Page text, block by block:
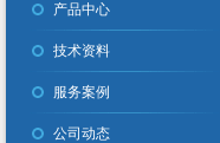
产品中心
技术资料
服务案例
公司动态